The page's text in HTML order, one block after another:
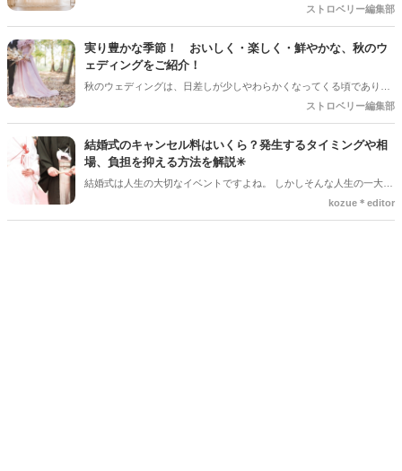
チ」♡ お花をたっぷり使ったアーチはもちろん、チュールやフレーム
るコーディネートが人気を集めています♪ 挙式会場や高砂、ウエルカ
ムスペース、フォトブースなど、さまざまな場所で取り入れられるの
も魅力のひとつ＊ 今回は、フラワーアーチの魅力や、おしゃれなアレ
ンジアイデアをご紹介します♡
ストロベリー編集部
実り豊かな季節！ おいしく・楽しく・鮮やかな、秋のウ
ェディングをご紹介！
秋のウェディングは、日差しが少しやわらかくなってくる頃であり、
色々なことへの行動的がみなぎってくる季節。同時に、おいしいもの
クして準備を進めましょう♪
ストロベリー編集部
結婚式のキャンセル料はいくら？発生するタイミングや相
場、負担を抑える方法を解説✳︎
結婚式は人生の大切なイベントですよね。 しかしそんな人生の一大イ
ベントでも、やむを得ない事情で延期や中止、キャンセルを検討しな
kozue＊editor